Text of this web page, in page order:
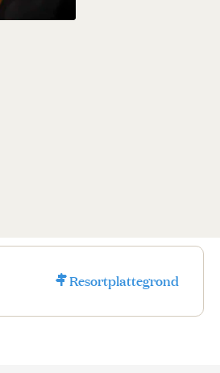
Resortplattegrond